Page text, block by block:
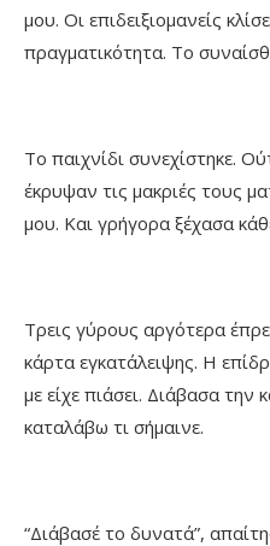
μου. Οι επιδειξιομανείς
πραγματικότητα. Το
Το παιχνίδι συνεχίστηκε.
έκρυψαν τις μακριές τους
μου. Και γρήγορα ξέχασα
Τρεις γύρους αργότερα
κάρτα εγκατάλειψης. Η
με είχε πιάσει. Διάβασα
καταλάβω τι σήμαινε.
“Διάβασέ το δυνατά”,